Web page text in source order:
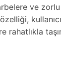
ve zorlu